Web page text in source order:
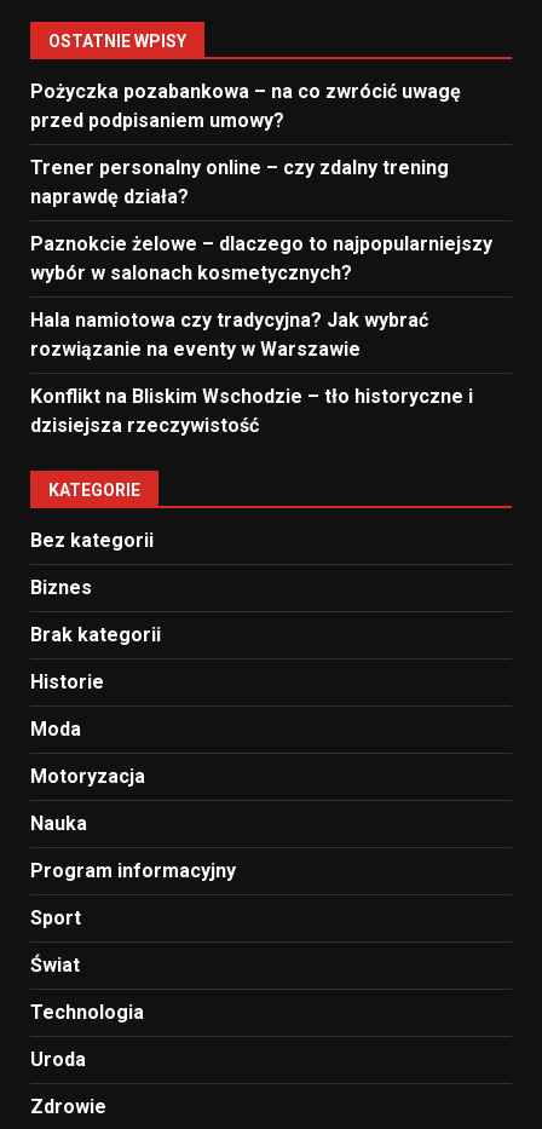
OSTATNIE WPISY
Pożyczka pozabankowa – na co zwrócić uwagę
przed podpisaniem umowy?
Trener personalny online – czy zdalny trening
naprawdę działa?
Paznokcie żelowe – dlaczego to najpopularniejszy
wybór w salonach kosmetycznych?
Hala namiotowa czy tradycyjna? Jak wybrać
rozwiązanie na eventy w Warszawie
Konflikt na Bliskim Wschodzie – tło historyczne i
dzisiejsza rzeczywistość
KATEGORIE
Bez kategorii
Biznes
Brak kategorii
Historie
Moda
Motoryzacja
Nauka
Program informacyjny
Sport
Świat
Technologia
Uroda
Zdrowie